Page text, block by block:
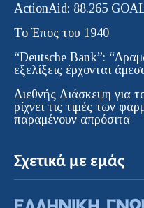
ActionAid: 88.265
Το Έπος του 1940
“Deutsche Bank”:
εξελίξεις έρχονται
Διεθνής Διάσκεψη για
ρίχνει τις τιμές των
παραμένουν απρόσιτα
Σχετικά με εμάς